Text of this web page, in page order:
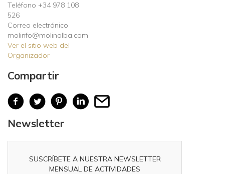
Teléfono +34 978 108
526
Correo electrónico
molinfo@molinolba.com
Ver el sitio web del
Organizador
Compartir
Newsletter
SUSCRÍBETE A NUESTRA NEWSLETTER
MENSUAL DE ACTIVIDADES